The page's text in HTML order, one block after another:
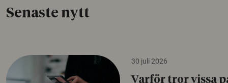
Senaste nytt
30 juli 2026
Varför tror vissa